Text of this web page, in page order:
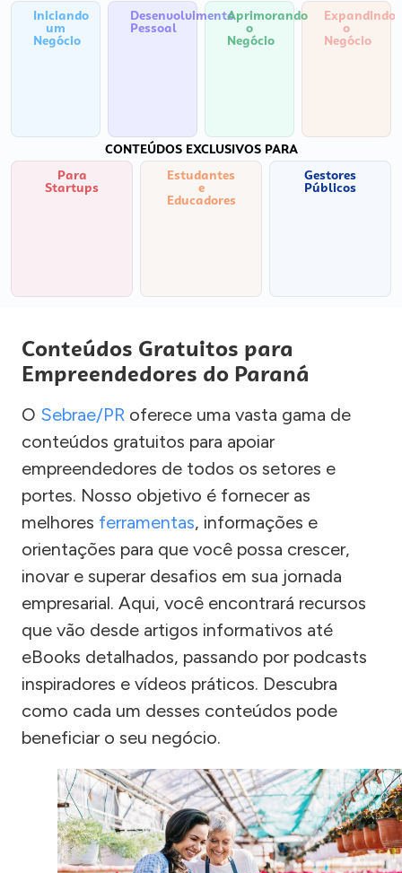
Iniciando
um
Negócio
Desenvolvimento
Pessoal
Aprimorando
o
Negócio
Expandindo
o
Negócio
CONTEÚDOS EXCLUSIVOS PARA
Para
Startups
Estudantes
e
Educadores
Gestores
Públicos
Conteúdos Gratuitos para
Empreendedores do Paraná
O Sebrae/PR oferece uma vasta gama de
conteúdos gratuitos para apoiar
empreendedores de todos os setores e
portes. Nosso objetivo é fornecer as
melhores ferramentas, informações e
orientações para que você possa crescer,
inovar e superar desafios em sua jornada
empresarial. Aqui, você encontrará recursos
que vão desde artigos informativos até
eBooks detalhados, passando por podcasts
inspiradores e vídeos práticos. Descubra
como cada um desses conteúdos pode
beneficiar o seu negócio.